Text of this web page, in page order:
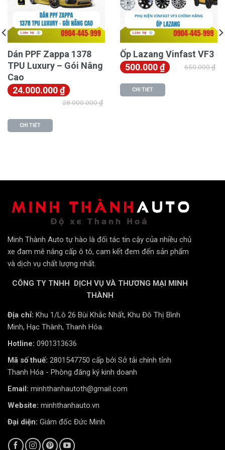
cấp. Tuy nhiên, Fumo nổi bật nhờ cân bằng giữa giá
thành và chất lượng. Nếu KATA chủ yếu sử dụng nhựa
PVC, 3D Maxpider kết hợp đa lớp (và có giá khá cao),
thì Fumo tập trung vào vật liệu TPE nguyên sinh: bền,
an toàn, không mùi, chống trượt tốt, mà giá chỉ bằng
60–70% các thương hiệu ngoại nhập. Đây là lựa chọn
thông minh cho chủ xe Camry đề cao hiệu quả thực tế.
Q&A: Tại sao nên chọn thảm TPE Fumo cho
Toyota Camry?
Rất dễ. Chỉ cần tháo thảm ra xịt nước hoặc lau là
sạch, không cần giặt.
Độ bền lên tới hơn 10 năm, chịu nhiệt tốt, không
cong vênh, không biến dạng.
Không. Thảm thiết kế đúng form Camry, có chốt cố
định đảm bảo bám chắc sàn xe.
Minh Thành Auto – Đại lý thảm ô tô Fumo
phẩm thảm TPE Fumo tại Thanh Hóa. Khi mua hàng tại
đây, bạn không chỉ nhận được sản phẩm chính hãng có
tem QR xác thực mà còn được hỗ trợ lắp đặt chuyên
nghiệp, tư vấn tận tâm và bảo hành dài hạn. Chúng tôi
lòng hoàn tiền 100%” để bạn hoàn toàn yên tâm khi
mua sắm.
Dán PPF Zappa 1378
TPU Luxury – Gói Nâng
Cao
24.000.000₫
28.000.000₫
CHI TIẾT
Ốp Lazang Vinfast VF3
500.000₫ 650.000₫
CHI TIẾT
Minh Thành Auto tự hào là đối tác tin cậy của nhiều chủ
xe đam mê nâng cấp ô tô, cam kết đem đến sản phẩm
và dịch vụ chất lượng nhất.
CÔNG TY TNHH DỊCH VỤ VÀ THƯƠNG MẠI MINH
THÀNH
Địa chỉ: Khu 1/Lô 26 Bùi Khắc Nhất, Khu Đô Thị Bình
Minh, Hạc Thành, Thanh Hóa.
Hotline: 0901313636
Mã số thuế: 2801547750 cấp bởi Sở tải chính tỉnh
Thanh Hóa - Phòng đăng ký kinh doanh
Email: minhthanhautoth@gmail.com
Website: minhthanhauto.vn
Đại diện: Giám đốc Đức Minh